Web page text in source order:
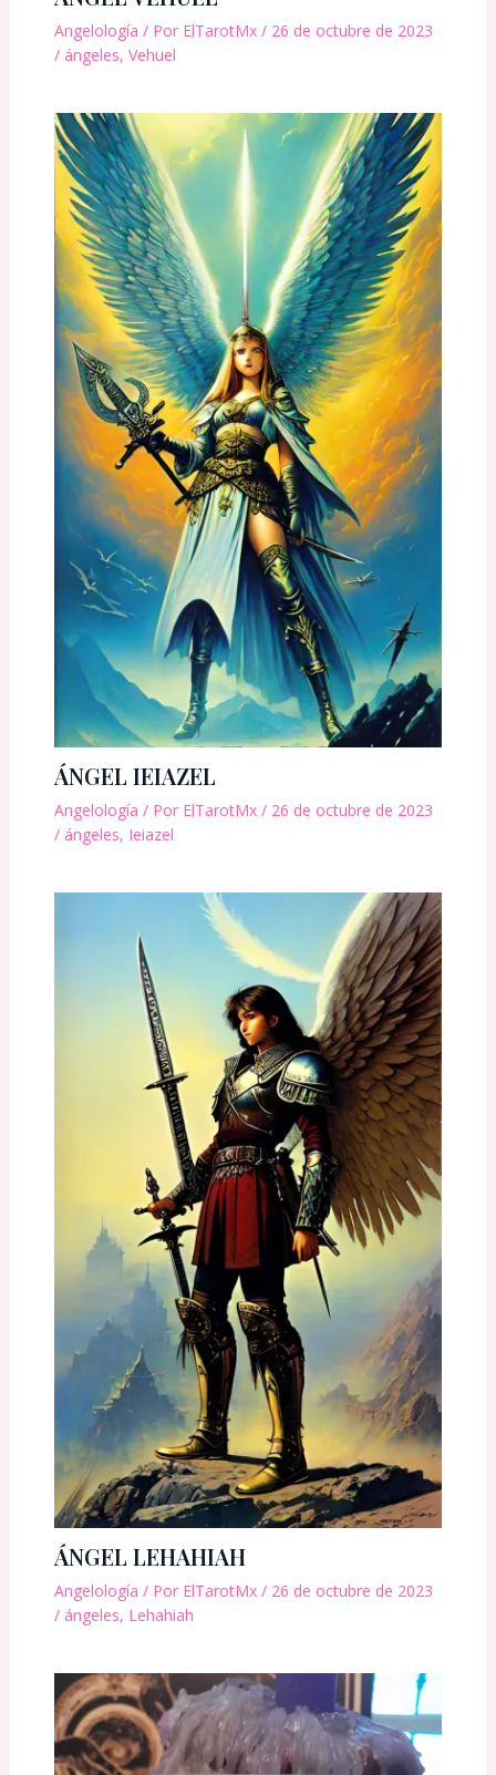
Angelología / Por ElTarotMx / 26 de octubre de 2023
/ ángeles, Vehuel
ÁNGEL IEIAZEL
Angelología / Por ElTarotMx / 26 de octubre de 2023
/ ángeles, Ieiazel
ÁNGEL LEHAHIAH
Angelología / Por ElTarotMx / 26 de octubre de 2023
/ ángeles, Lehahiah